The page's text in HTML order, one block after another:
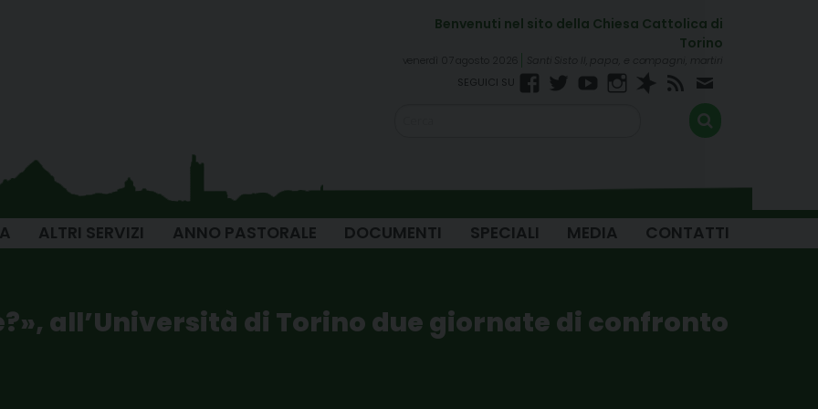
venerdì 07 agosto 2026
Facebook
TwitterYouTubeInstagram
Spreaker
RSS
FEED
Newsletter
ALTRI SERVIZI ANNO PASTORALE DOCUMENTI SPECIALI MEDIA CONTATTI
all’Università di Torino due giornate di confronto